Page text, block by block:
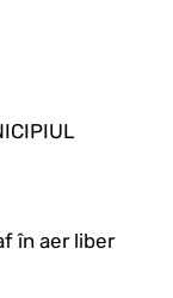
în aer liber